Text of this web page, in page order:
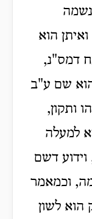
הוא
דמס"נ,
שם ע"ב
ותקון,
למעלה
דשם
וכמאמר
הוא לשון